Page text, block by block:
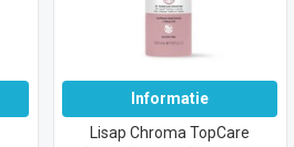
Informatie
Lisap Chroma TopCare